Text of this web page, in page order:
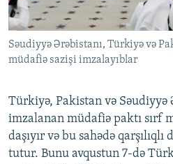
Səudiyyə Ərəbistanı, Türkiyə və
müdafiə sazişi imzalayıblar
Türkiyə, Pakistan və Səudiyyə
imzalanan müdafiə paktı sırf
daşıyır və bu sahədə qarşılıqlı
tutur. Bunu avqustun 7-də